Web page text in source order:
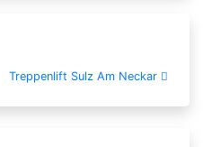
Treppenlift Sulz Am Neckar